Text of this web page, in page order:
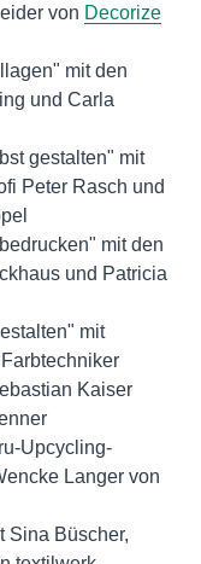
von Decorize
mit den
und Carla
gestalten" mit
Peter Rasch und
mit den
und Patricia
mit
Kaiser
Upcycling-
Langer von
Sina Büscher,